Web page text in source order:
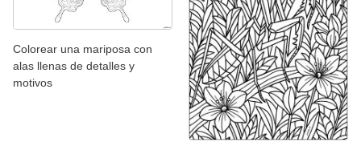
Colorear una mariposa con
alas llenas de detalles y
motivos